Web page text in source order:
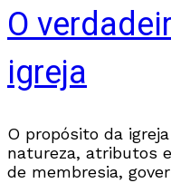
O
igreja
O propósito da
natureza, atributos
de membresia,